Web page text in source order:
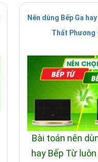
Nên dùng Bếp Ga
Thất Phương
Bài toán nên
hay Bếp Từ